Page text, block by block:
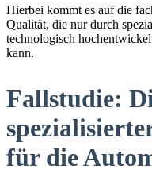
Hierbei kommt es auf die
Qualität, die nur durch
technologisch
kann.
Fallstudie:
für die